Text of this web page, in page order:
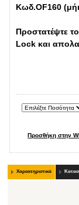
Κωδ.OF160
Προστατέψτε
Lock και
Χαρακτηριστικά